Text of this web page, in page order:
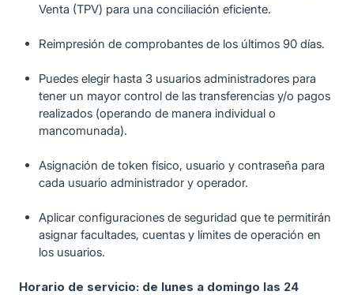
Venta (TPV) para una conciliación eficiente.
Reimpresión de comprobantes de los últimos 90 días.
Puedes elegir hasta 3 usuarios administradores para
tener un mayor control de las transferencias y/o pagos
realizados (operando de manera individual o
mancomunada).
Asignación de token físico, usuario y contraseña para
cada usuario administrador y operador.
Aplicar configuraciones de seguridad que te permitirán
asignar facultades, cuentas y límites de operación en
los usuarios.
Horario de servicio: de lunes a domingo las 24